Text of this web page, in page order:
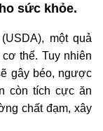
sức khỏe.
một quả
thể. Tuy nhiên
gây béo, ngược
còn tích cực ăn
chất đạm, xây